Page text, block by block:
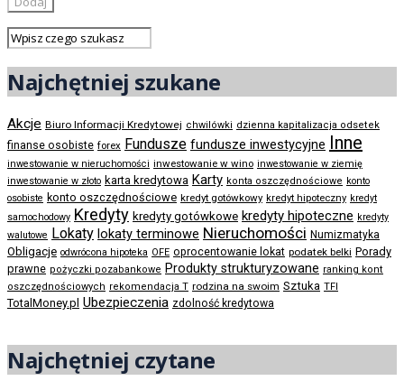
Najchętniej szukane
Akcje Biuro Informacji Kredytowej chwilówki dzienna kapitalizacja odsetek
finanse osobiste forex Fundusze fundusze inwestycyjne Inne
inwestowanie w nieruchomości inwestowanie w wino inwestowanie w ziemię
inwestowanie w złoto karta kredytowa Karty konta oszczędnościowe konto
osobiste konto oszczędnościowe kredyt gotówkowy kredyt hipoteczny kredyt
samochodowy Kredyty kredyty gotówkowe kredyty hipoteczne kredyty
walutowe Lokaty lokaty terminowe Nieruchomości Numizmatyka
Obligacje odwrócona hipoteka OFE oprocentowanie lokat podatek belki Porady
prawne pożyczki pozabankowe Produkty strukturyzowane ranking kont
oszczędnościowych rekomendacja T rodzina na swoim Sztuka TFI
TotalMoney.pl Ubezpieczenia zdolność kredytowa
Najchętniej czytane